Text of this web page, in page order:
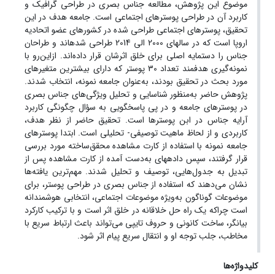
موضوع این پژوهش، مطالعه جناس بصری در طراحی گرافیک و
کاربرد آن در طراحی پوسترهای اجتماعی است. جامعه هدف در این
تحقیق، پوسترهای اجتماعی طراحی شده در کشورهای عضو اتحادیه
اروپا است که در سالهای 2000 الی 2014 طراحی شدهاند و طراحان
جناس را دستمایه اصلی برای خلق اثرشان قرار داده‌اند. ازاین‌رو با
نمونه‌گیری هدفمند تعداد 30 پوستر که دارای بیشترین متغیرهای
مورد بحث در تحقیق بودند، به‌عنوان جامعه نمونه، انتخاب شدند.
پژوهش حاضر به‌منظور شناسایی و تحلیل ویژگی‌های جناس بصری
در پوسترهای جامعه و در پی پاسخگویی به سؤال چگونگی کاربرد
آرایه جناس در ابن پوسترها است. تحقیق حاضر از نظر هدف،
کاربردی و از لحاظ ماهیت توصیفی- تحلیلی است. ابتدا پوسترهای
جامعه نمونه با استفاده از کارت مشاهده محقق‌ساخته مورد بررسی
قرار گرفتند، سپس دادههای به‌دست آمده از کارت مشاهده پس از
تبدیل به جدول‌هایی، توصیف و تحلیل شدند. مهم‌ترین یافته‌ها
نشان می‌دهند که استفاده از جناس بصری در طراحی پوستر، برای
موضوعات گوناگون به‌ویژه موضوعات اجتماعی، انتخابی هوشمندانه
است چراکه یک راه حل خلاقانه در خلق اثر است و با ترکیب کارکرد
بیانگر، ساخت کانونی و حروف تایپی می‌تواند باعث ارتباط سریع با
مخاطب، جلب توجه او و انتقال سریع پیام اثر شود.
کلیدواژه‌ها